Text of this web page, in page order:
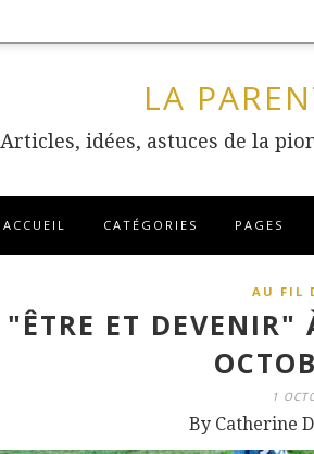
LA
Articles, idées, astuces de la
ACCUEIL CATÉGORIES PAGES
AU FIL
"ÊTRE ET DEVENIR"
1
By Catherine